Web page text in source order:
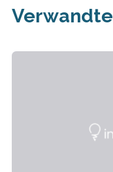
Verwandte